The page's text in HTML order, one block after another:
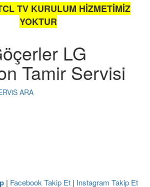
TV KURULUM HİZMETİMİZ
YOKTUR
LG
Tamir Servisi
ARA
| Facebook Takip Et| Instagram Takip Et